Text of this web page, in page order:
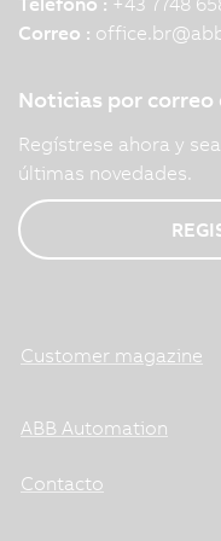
Correo : office.br@
Noticias por correo
Regístrese ahora y
últimas novedades.
Customer magazine
ABB Automation
Contacto